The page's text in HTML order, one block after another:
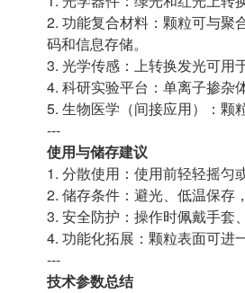
2. 功能复合材料：颗粒可与聚
码和信息存储。
3. 光学传感：上转换发光可用
4. 科研实验平台：单离子掺杂
5. 生物医学（间接应用）：颗
---
使用与储存建议
1. 分散使用：使用前轻轻摇匀
2. 储存条件：避光、低温保存
3. 安全防护：操作时佩戴手套
4. 功能化拓展：颗粒表面可进
---
技术参数总结